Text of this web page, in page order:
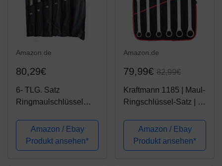
Amazon.de
80,29€
6- TLG. Satz
Ringmaulschlüssel
38 41 46 50 mm für
LKW Traktor Bus
Maulringschlüssel Satz
Amazon / Ebay
Produkt ansehen*
Amazon.de
79,99€ 82,99€
Kraftmann 1185 | Maul-
Ringschlüssel-Satz | 6-
mm | inkl Tetron-
Rolltasche
Amazon / Ebay
Produkt ansehen*